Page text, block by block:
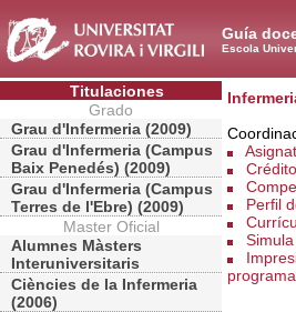
Guía
Escola
Titulaciones
Grado
Grau d'Infermeria (2009)
Grau d'Infermeria (Campus
Baix Penedés) (2009)
Grau d'Infermeria (Campus
Terres de l'Ebre) (2009)
Master Oficial
Alumnes Màsters
Interuniversitaris
Ciències de la Infermeria
(2006)
Perfil